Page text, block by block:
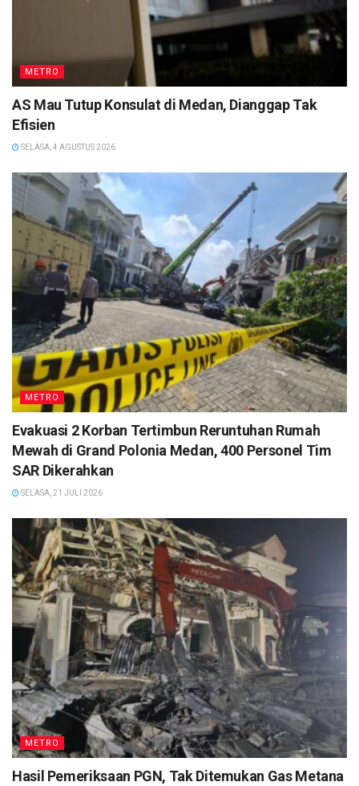
METRO
AS Mau Tutup Konsulat di Medan, Dianggap Tak
Efisien
SELASA, 4 AGUSTUS 2026
METRO
Evakuasi 2 Korban Tertimbun Reruntuhan Rumah
Mewah di Grand Polonia Medan, 400 Personel Tim
SAR Dikerahkan
SELASA, 21 JULI 2026
METRO
Hasil Pemeriksaan PGN, Tak Ditemukan Gas Metana